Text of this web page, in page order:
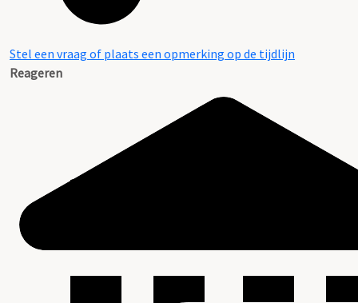
Stel een vraag of plaats een opmerking op de tijdlijn
Reageren